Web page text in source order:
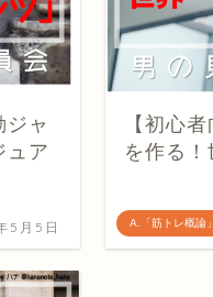
ジャ
ュア
5月5日 A.「筋トレ概論」
【初心
を作る